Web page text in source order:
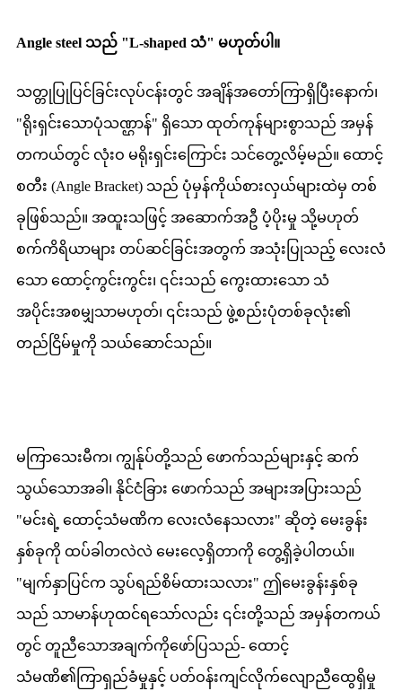
Angle steel သည် "L-shaped သံ" မဟုတ်ပါ။
သတ္တုပြုပြင်ခြင်းလုပ်ငန်းတွင် အချိန်အတော်ကြာရှိပြီးနောက်၊
"ရိုးရှင်းသောပုံသဏ္ဌာန်" ရှိသော ထုတ်ကုန်များစွာသည် အမှန်
တကယ်တွင် လုံးဝ မရိုးရှင်းကြောင်း သင်တွေ့လိမ့်မည်။ ထောင့်
စတီး (Angle Bracket) သည် ပုံမှန်ကိုယ်စားလှယ်များထဲမှ တစ်
ခုဖြစ်သည်။ အထူးသဖြင့် အဆောက်အဦ ပံ့ပိုးမှု သို့မဟုတ်
စက်ကိရိယာများ တပ်ဆင်ခြင်းအတွက် အသုံးပြုသည့် လေးလံ
သော ထောင့်ကွင်းကွင်း၊ ၎င်းသည် ကွေးထားသော သံ
အပိုင်းအစမျှသာမဟုတ်၊ ၎င်းသည် ဖွဲ့စည်းပုံတစ်ခုလုံး၏
တည်ငြိမ်မှုကို သယ်ဆောင်သည်။
မကြာသေးမီက၊ ကျွန်ုပ်တို့သည် ဖောက်သည်များနှင့် ဆက်
သွယ်သောအခါ၊ နိုင်ငံခြား ဖောက်သည် အများအပြားသည်
"မင်းရဲ့ ထောင့်သံမဏိက လေးလံနေသလား" ဆိုတဲ့ မေးခွန်း
နှစ်ခုကို ထပ်ခါတလဲလဲ မေးလေ့ရှိတာကို တွေ့ရှိခဲ့ပါတယ်။
"မျက်နှာပြင်က သွပ်ရည်စိမ်ထားသလား" ဤမေးခွန်းနှစ်ခု
သည် သာမာန်ဟုထင်ရသော်လည်း ၎င်းတို့သည် အမှန်တကယ်
တွင် တူညီသောအချက်ကိုဖော်ပြသည်- ထောင့်
သံမဏိ၏ကြာရှည်ခံမှုနှင့် ပတ်ဝန်းကျင်လိုက်လျောညီထွေရှိမှု